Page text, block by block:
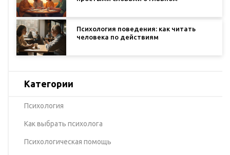
Психология поведения: как читать
человека по действиям
Категории
Психология
Как выбрать психолога
Психологическая помощь